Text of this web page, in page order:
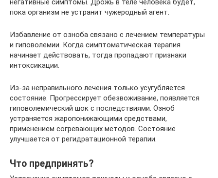
пока организм не устранит чужеродный агент.
Избавление от озноба связано с лечением температуры
и гиповолемии. Когда симптоматическая терапия
начинает действовать, тогда пропадают признаки
интоксикации.
Из-за неправильного лечения только усугубляется
состояние. Прогрессирует обезвоживание, появляется
гиповолемический шок с последствиями. Озноб
устраняется жаропонижающими средствами,
применением согревающих методов. Состояние
улучшается от регидратационной терапии.
Что предпринять?